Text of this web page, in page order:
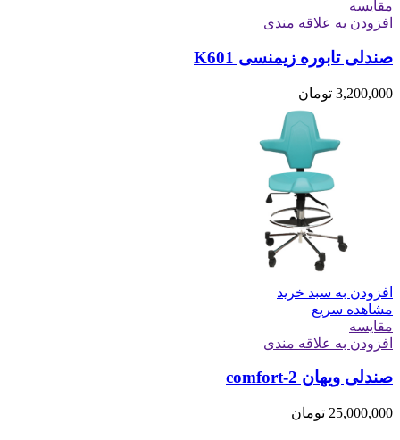
مقایسه
افزودن به علاقه مندی
صندلی تابوره زیمنسی K601
3,200,000 تومان
افزودن به سبد خرید
مشاهده سریع
مقایسه
افزودن به علاقه مندی
صندلی ویهان comfort-2
25,000,000 تومان